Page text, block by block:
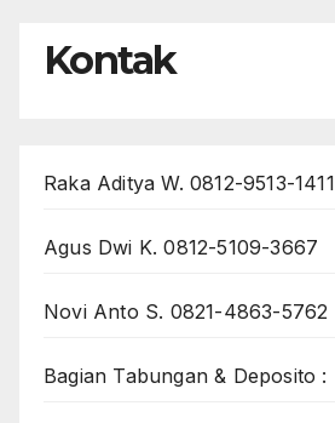
Kontak
Raka Aditya W. 0812-9513-1411
Agus Dwi K. 0812-5109-3667
Novi Anto S. 0821-4863-5762
Bagian Tabungan & Deposito :